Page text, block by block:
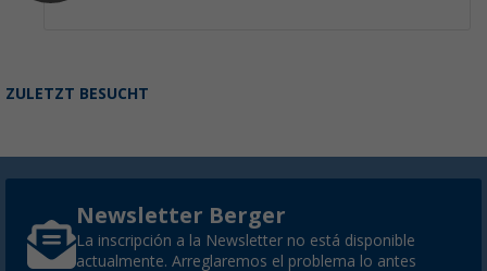
ZULETZT BESUCHT
Newsletter Berger
La inscripción a la Newsletter no está disponible
actualmente. Arreglaremos el problema lo antes